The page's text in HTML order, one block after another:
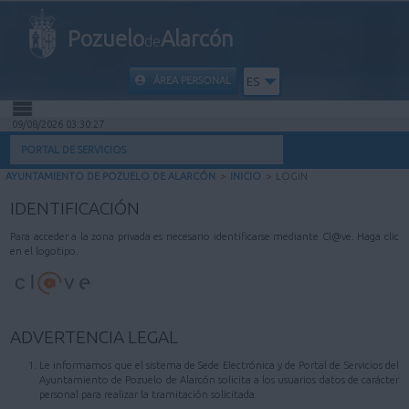
PozuelodeAlarcón
ÁREA PERSONAL ES
INICIO
MI CARPETA
INFORMACIÓN MUNICIPAL
AYUDA
09/08/2026 03:30:27
PORTAL DE SERVICIOS
AYUNTAMIENTO DE POZUELO DE ALARCÓN > INICIO > LOGIN
IDENTIFICACIÓN
Para acceder a la zona privada es necesario identificarse mediante Cl@ve. Haga clic
en el logotipo.
ADVERTENCIA LEGAL
Le informamos que el sistema de Sede Electrónica y de Portal de Servicios del
Ayuntamiento de Pozuelo de Alarcón solicita a los usuarios datos de carácter
personal para realizar la tramitación solicitada.